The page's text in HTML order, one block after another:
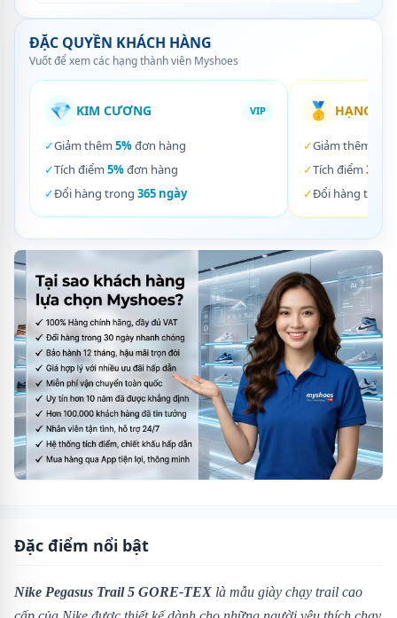
ĐẶC QUYỀN KHÁCH HÀNG
Vuốt để xem các hạng thành viên Myshoes
💎 KIM CƯƠNG VIP
✓Giảm thêm 5%đơn hàng
✓Tích điểm 5%đơn hàng
✓Đổi hàng trong 365 ngày
🥇 HẠNG
✓Giảm thêm
✓Tích điểm 3%
✓Đổi hàng trong
Đặc điểm nổi bật
Nike Pegasus Trail 5 GORE-TEX là mẫu giày chạy trail cao